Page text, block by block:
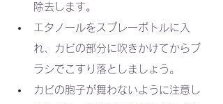
除去します。
エタノールをスプレーボトルに入
れ、カビの部分に吹きかけてからブ
ラシでこすり落としましょう。
カビの胞子が舞わないように注意し